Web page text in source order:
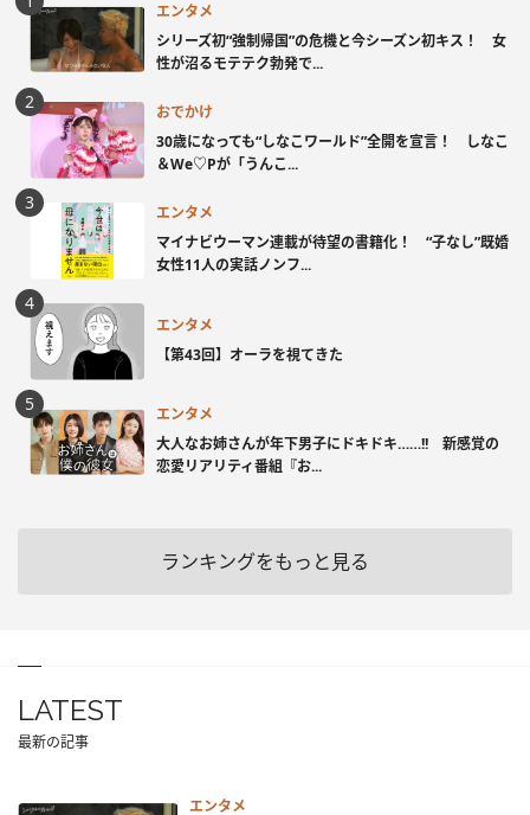
エンタメ
シリーズ初“強制帰国”の危機と今シーズン初キス！ 女
性が沼るモテテク勃発で...
おでかけ
30歳になっても“しなこワールド”全開を宣言！ しなこ
＆We♡Pが「うんこ...
エンタメ
マイナビウーマン連載が待望の書籍化！ “子なし”既婚
女性11人の実話ノンフ...
エンタメ
【第43回】オーラを視てきた
エンタメ
大人なお姉さんが年下男子にドキドキ……!! 新感覚の
恋愛リアリティ番組『お...
ランキングをもっと見る
LATEST
最新の記事
エンタメ